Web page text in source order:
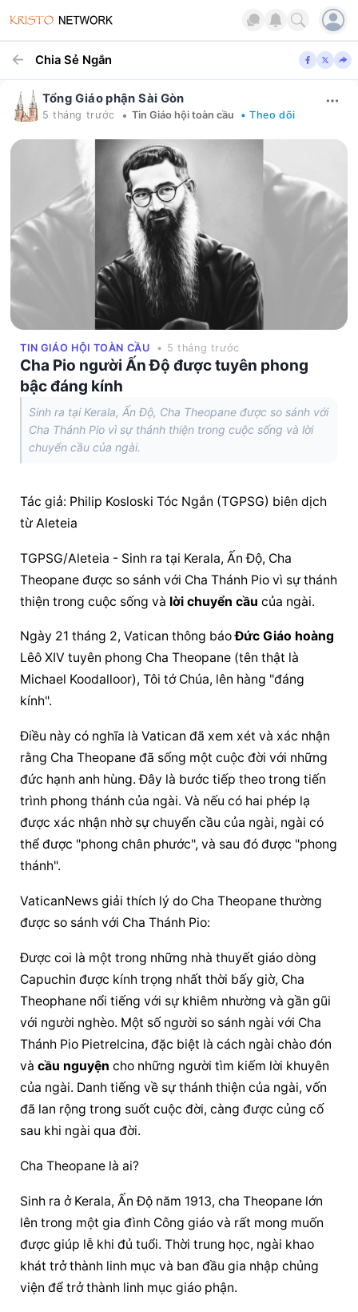
Chia Sẻ Ngắn
Tổng Giáo phận Sài Gòn
5 tháng trước • Tin Giáo hội toàn cầu • Theo dõi
TIN GIÁO HỘI TOÀN CẦU • 5 tháng trước
Cha Pio người Ấn Độ được tuyên phong
bậc đáng kính
Sinh ra tại Kerala, Ấn Độ, Cha Theopane được so sánh với
Cha Thánh Pio vì sự thánh thiện trong cuộc sống và lời
chuyển cầu của ngài.
Tác giả: Philip Kosloski Tóc Ngắn (TGPSG) biên dịch
từ Aleteia
TGPSG/Aleteia - Sinh ra tại Kerala, Ấn Độ, Cha
Theopane được so sánh với Cha Thánh Pio vì sự thánh
thiện trong cuộc sống và lời chuyển cầu của ngài.
Ngày 21 tháng 2, Vatican thông báo Đức Giáo hoàng
Lêô XIV tuyên phong Cha Theopane (tên thật là
Michael Koodalloor), Tôi tớ Chúa, lên hàng "đáng
kính".
Điều này có nghĩa là Vatican đã xem xét và xác nhận
rằng Cha Theopane đã sống một cuộc đời với những
đức hạnh anh hùng. Đây là bước tiếp theo trong tiến
trình phong thánh của ngài. Và nếu có hai phép lạ
được xác nhận nhờ sự chuyển cầu của ngài, ngài có
thể được "phong chân phước", và sau đó được "phong
thánh".
VaticanNews giải thích lý do Cha Theopane thường
được so sánh với Cha Thánh Pio:
Được coi là một trong những nhà thuyết giáo dòng
Capuchin được kính trọng nhất thời bấy giờ, Cha
Theophane nổi tiếng với sự khiêm nhường và gần gũi
với người nghèo. Một số người so sánh ngài với Cha
Thánh Pio Pietrelcina, đặc biệt là cách ngài chào đón
và cầu nguyện cho những người tìm kiếm lời khuyên
của ngài. Danh tiếng về sự thánh thiện của ngài, vốn
đã lan rộng trong suốt cuộc đời, càng được củng cố
sau khi ngài qua đời.
Cha Theopane là ai?
Sinh ra ở Kerala, Ấn Độ năm 1913, cha Theopane lớn
lên trong một gia đình Công giáo và rất mong muốn
được giúp lễ khi đủ tuổi. Thời trung học, ngài khao
khát trở thành linh mục và ban đầu gia nhập chủng
viện để trở thành linh mục giáo phận.